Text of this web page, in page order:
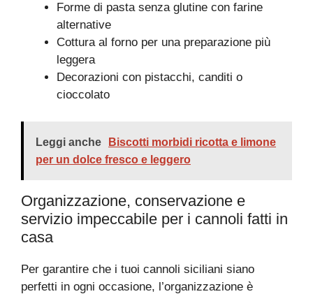
Forme di pasta senza glutine con farine
alternative
Cottura al forno per una preparazione più
leggera
Decorazioni con pistacchi, canditi o
cioccolato
Leggi anche
Biscotti morbidi ricotta e limone
per un dolce fresco e leggero
Organizzazione, conservazione e
servizio impeccabile per i cannoli fatti in
casa
Per garantire che i tuoi cannoli siciliani siano
perfetti in ogni occasione, l’organizzazione è